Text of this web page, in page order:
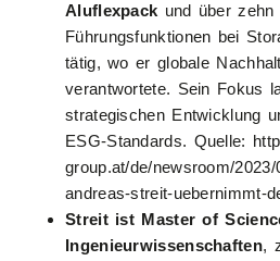
Aluflexpack und über
Führungsfunktionen bei
tätig, wo er globale
verantwortete. Sein Fokus
strategischen Entwicklung
ESG-Standards. Quelle:
group.at/de/newsroom/
andreas-streit-uebernimmt-
Streit ist Master of
Ingenieurwissenschaften,